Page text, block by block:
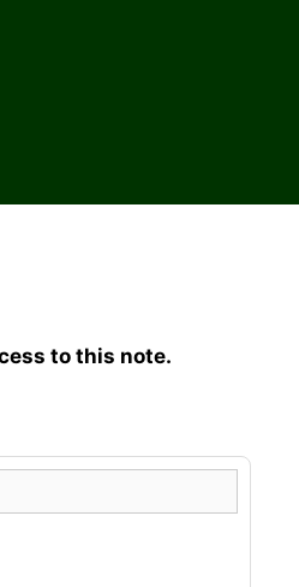
to this note.